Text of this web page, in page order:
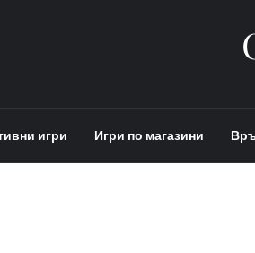
игри Игри по магазини